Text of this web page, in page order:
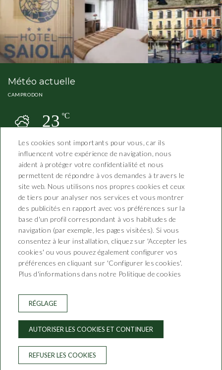
Météo actuelle
CAMPRODON
23ºC
Hotel Saiola
Carrer Josep Morer, 4
T. 972 74 0142 - 626 12 88 35
info@hotelsaiola.com
POLITIQUE DE CONFIDENTIALITÉ
POLITIQUE DE COOKIES
Les cookies sont importants pour vous, car ils
influencent votre expérience de navigation, nous
aident à protéger votre confidentialité et nous
permettent de répondre à vos demandes à travers le
site web. Nous utilisons nos propres cookies et ceux
de tiers pour analyser nos services et vous montrer
des publicités en rapport avec vos préférences sur la
base d'un profil correspondant à vos habitudes de
navigation (par exemple, les pages visitées). Si vous
consentez à leur installation, cliquez sur 'Accepter les
cookies' ou vous pouvez également configurer vos
préférences en cliquant sur 'Configurer les cookies'.
Plus d'informations dans notre Politique de cookies
RÉGLAGE
AUTORISER LES COOKIES ET CONTINUER
REFUSER LES COOKIES